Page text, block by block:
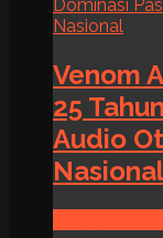
Venom
25
Audio
Nasional